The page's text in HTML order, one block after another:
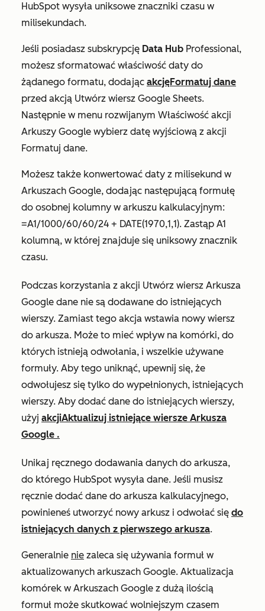
HubSpot wysyła uniksowe znaczniki czasu w
milisekundach.
Jeśli posiadasz subskrypcję Data Hub Professional,
możesz sformatować właściwość daty do
żądanego formatu, dodając akcjęFormatuj dane
przed akcją Utwórz wiersz Google Sheets.
Następnie w menu rozwijanym Właściwość akcji
Arkuszy Google wybierz datę wyjściową z akcji
Formatuj dane.
Możesz także konwertować daty z milisekund w
Arkuszach Google, dodając następującą formułę
do osobnej kolumny w arkuszu kalkulacyjnym:
=A1/1000/60/60/24 + DATE(1970,1,1). Zastąp A1
kolumną, w której znajduje się uniksowy znacznik
czasu.
Podczas korzystania z akcji Utwórz wiersz Arkusza
Google dane nie są dodawane do istniejących
wierszy. Zamiast tego akcja wstawia nowy wiersz
do arkusza. Może to mieć wpływ na komórki, do
których istnieją odwołania, i wszelkie używane
formuły. Aby tego uniknąć, upewnij się, że
odwołujesz się tylko do wypełnionych, istniejących
wierszy. Aby dodać dane do istniejących wierszy,
użyj akcjiAktualizuj istniejące wiersze Arkusza
Google .
Unikaj ręcznego dodawania danych do arkusza,
do którego HubSpot wysyła dane. Jeśli musisz
ręcznie dodać dane do arkusza kalkulacyjnego,
powinieneś utworzyć nowy arkusz i odwołać się do
istniejących danych z pierwszego arkusza.
Generalnie nie zaleca się używania formuł w
aktualizowanych arkuszach Google. Aktualizacja
komórek w Arkuszach Google z dużą ilością
formuł może skutkować wolniejszym czasem